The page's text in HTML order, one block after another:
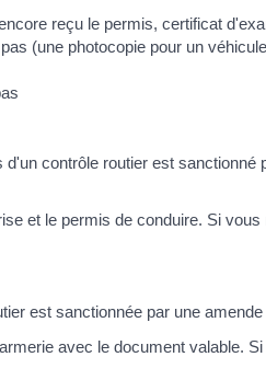
reçu le permis, certificat
(une photocopie pour un
contrôle routier est sanctionné
et le permis de conduire. Si
est sanctionnée par une
avec le document valable.